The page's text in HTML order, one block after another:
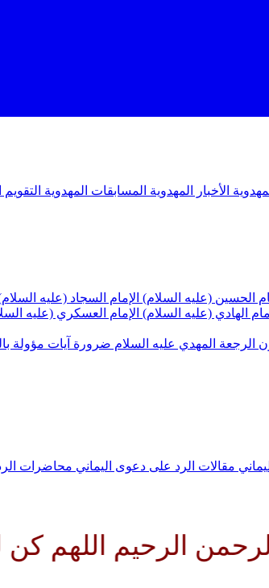
الأخبار المهدوية المسابقات المهدوية
الحسين (عليه السلام) الإمام السجاد (عليه
الهادي (عليه السلام) الإمام العسكري (عليه
الرجعة المهدي عليه السلام ضرورة آيات مؤولة
مقالات الرد على دعوى اليماني محاضرات
اللهم كن لوليك